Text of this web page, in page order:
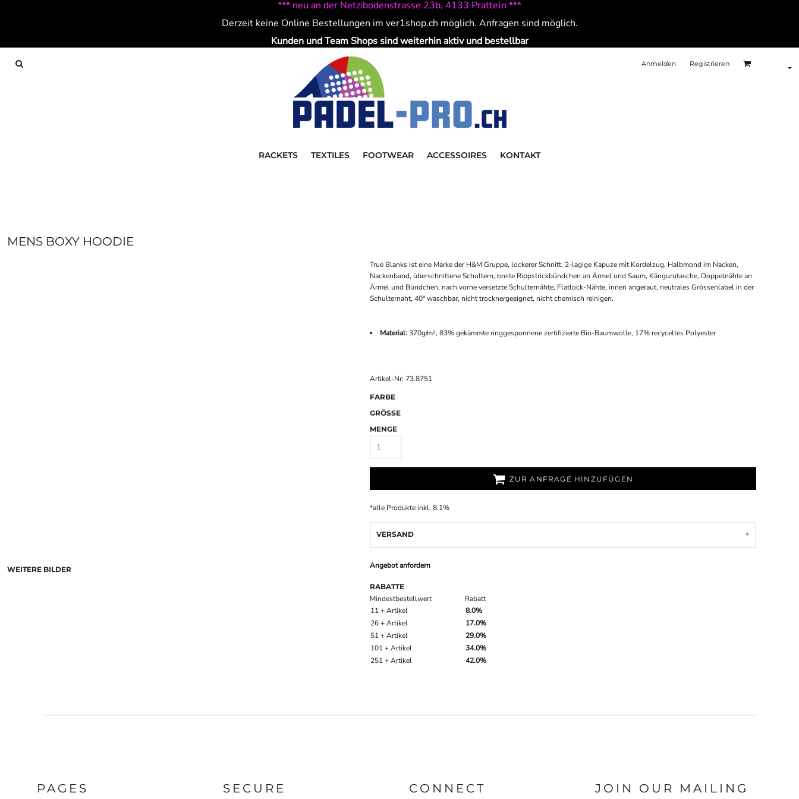
*** neu an der Netzibodenstrasse 23b, 4133 Pratteln ***
Derzeit keine Online Bestellungen im ver1shop.ch möglich. Anfragen sind möglich.
Kunden und Team Shops sind weiterhin aktiv und bestellbar
Anmelden Registrieren
RACKETS TEXTILES FOOTWEAR ACCESSOIRES KONTAKT
MENS BOXY HOODIE
WEITERE BILDER
True Blanks ist eine Marke der H&M Gruppe, lockerer Schnitt, 2-lagige Kapuze mit Kordelzug, Halbmond im Nacken,
Nackenband, überschnittene Schultern, breite Rippstrickbündchen an Ärmel und Saum, Kängurutasche, Doppelnähte an
Ärmel und Bündchen, nach vorne versetzte Schulternähte, Flatlock-Nähte, innen angeraut, neutrales Grössenlabel in der
Schulternaht, 40° waschbar, nicht trocknergeeignet, nicht chemisch reinigen.
Material:370g/m², 83% gekämmte ringgesponnene zertifizierte Bio-Baumwolle, 17% recyceltes Polyester
Artikel-Nr: 73.8751
FARBE
GRÖSSE
MENGE
ZUR ANFRAGE HINZUFÜGEN
*alle Produkte inkl. 8.1%
VERSAND
Angebot anfordern
RABATTE
Mindestbestellwert
Rabatt
11 + Artikel
8.0%
26 + Artikel
17.0%
51 + Artikel
29.0%
101 + Artikel
34.0%
251 + Artikel
42.0%
PAGES SECURE CONNECT JOIN OUR MAILING
FOOTWEAR